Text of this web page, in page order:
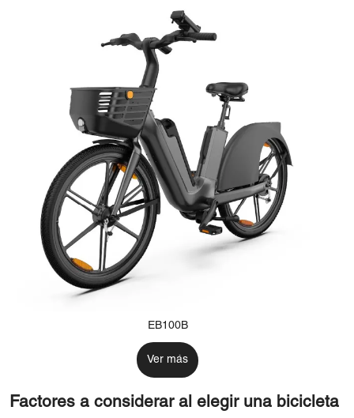
EB100B
Ver más
Factores a considerar al elegir una bicicleta